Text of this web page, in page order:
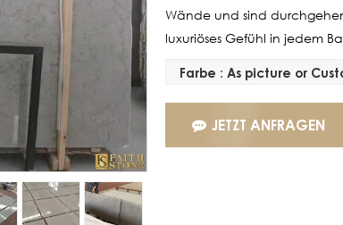
Wände und sind
luxuriöses Gefühl in jedem
Farbe : As picture or
JETZT ANFRAGEN